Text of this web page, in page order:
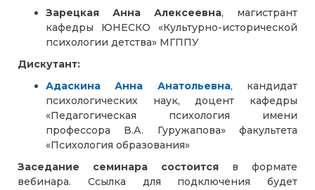
Зарецкая Анна Алексеевна, магистрант
кафедры ЮНЕСКО «Культурно-исторической
психологии детства» МГППУ
Дискутант:
Адаскина Анна Анатольевна,
кандидат
психологических наук, доцент кафедры
«Педагогическая психология имени
профессора В.А. Гуружапова» факультета
«Психология образования»
Заседание семинара состоится в формате
вебинара. Ссылка для подключения будет